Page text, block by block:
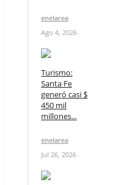
enelarea
Ago 4, 2026
Turismo:
Santa Fe
generó casi $
450 mil
millones...
enelarea
Jul 26, 2026